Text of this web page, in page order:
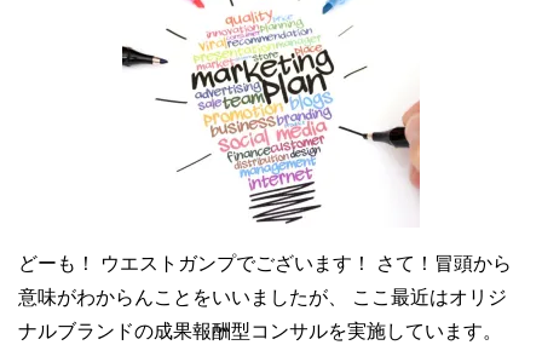
どーも！ ウエストガンプでございます！ さて！冒頭から
意味がわからんことをいいましたが、 ここ最近はオリジ
ナルブランドの成果報酬型コンサルを実施しています。